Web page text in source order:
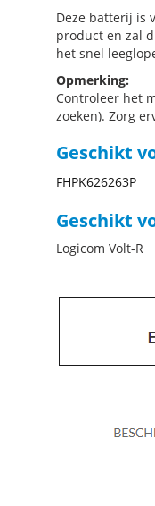
Deze batterij is
product en zal
het snel
Opmerking:
Controleer het
zoeken). Zorg
Geschikt
FHPK626263P
Geschikt
Logicom Volt-R